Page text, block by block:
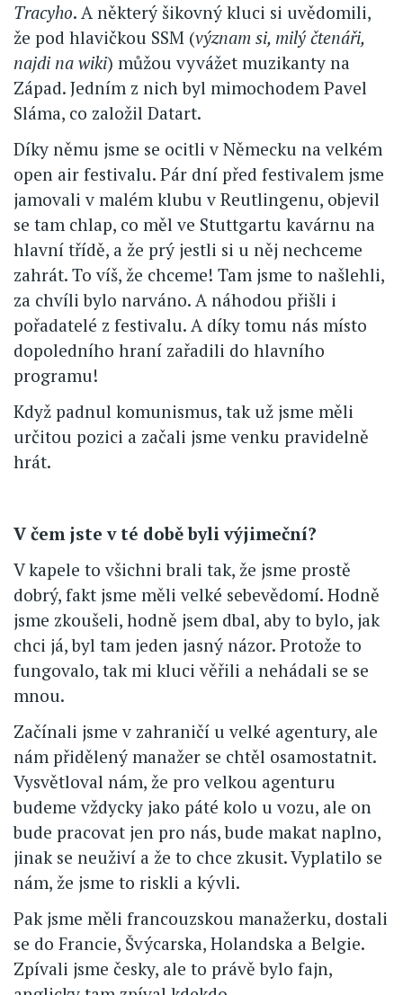
Tracyho. A některý šikovný kluci si uvědomili,
že pod hlavičkou SSM (význam si, milý čtenáři,
najdi na wiki) můžou vyvážet muzikanty na
Západ. Jedním z nich byl mimochodem Pavel
Sláma, co založil Datart.
Díky němu jsme se ocitli v Německu na velkém
open air festivalu. Pár dní před festivalem jsme
jamovali v malém klubu v Reutlingenu, objevil
se tam chlap, co měl ve Stuttgartu kavárnu na
hlavní třídě, a že prý jestli si u něj nechceme
zahrát. To víš, že chceme! Tam jsme to našlehli,
za chvíli bylo narváno. A náhodou přišli i
pořadatelé z festivalu. A díky tomu nás místo
dopoledního hraní zařadili do hlavního
programu!
Když padnul komunismus, tak už jsme měli
určitou pozici a začali jsme venku pravidelně
hrát.
V čem jste v té době byli výjimeční?
V kapele to všichni brali tak, že jsme prostě
dobrý, fakt jsme měli velké sebevědomí. Hodně
jsme zkoušeli, hodně jsem dbal, aby to bylo, jak
chci já, byl tam jeden jasný názor. Protože to
fungovalo, tak mi kluci věřili a nehádali se se
mnou.
Začínali jsme v zahraničí u velké agentury, ale
nám přidělený manažer se chtěl osamostatnit.
Vysvětloval nám, že pro velkou agenturu
budeme vždycky jako páté kolo u vozu, ale on
bude pracovat jen pro nás, bude makat naplno,
jinak se neuživí a že to chce zkusit. Vyplatilo se
nám, že jsme to riskli a kývli.
Pak jsme měli francouzskou manažerku, dostali
se do Francie, Švýcarska, Holandska a Belgie.
Zpívali jsme česky, ale to právě bylo fajn,